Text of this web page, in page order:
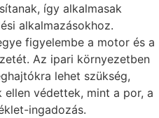
így alkalmasak
alkalmazásokhoz.
figyelembe a motor és a
Az ipari környezetben
lehet szükség,
védettek, mint a por, a
ingadozás.